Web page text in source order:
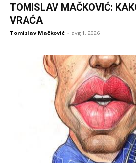
TOMISLAV MAČKOVIĆ:
VRAĆA
Tomislav Mačković - avg 1, 2026